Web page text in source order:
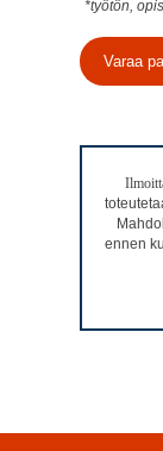
*työtön,
Varaa
ennen